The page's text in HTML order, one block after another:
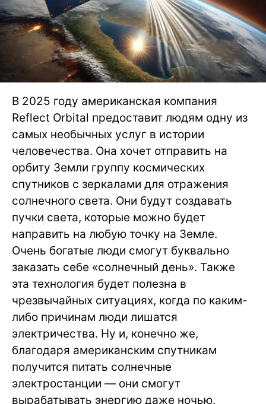
В 2025 году американская компания
Reflect Orbital предоставит людям одну из
самых необычных услуг в истории
человечества. Она хочет отправить на
орбиту Земли группу космических
спутников с зеркалами для отражения
солнечного света. Они будут создавать
пучки света, которые можно будет
направить на любую точку на Земле.
Очень богатые люди смогут буквально
заказать себе «солнечный день». Также
эта технология будет полезна в
чрезвычайных ситуациях, когда по каким-
либо причинам люди лишатся
электричества. Ну и, конечно же,
благодаря американским спутникам
получится питать солнечные
электростанции — они смогут
вырабатывать энергию даже ночью.